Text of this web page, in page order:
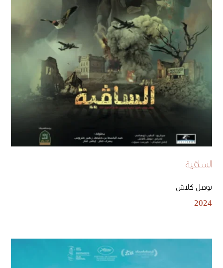
الساقية
نوفل كلاش
2024